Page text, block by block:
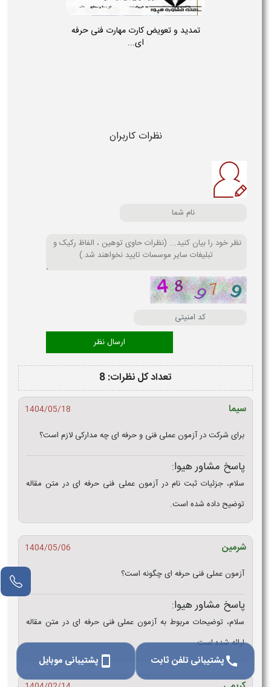
تمدید و تعویض کارت مهارت فنی حرفه
ای...
نظرات کاربران
تعداد کل نظرات: 8
سیما
1404/05/18
برای شرکت در آزمون عملی فنی و حرفه‌ ای چه مدارکی لازم است؟
پاسخ مشاور هیوا:
سلام، جزئیات ثبت نام در آزمون عملی فنی حرفه ای در متن مقاله
توضیح داده شده است.
شرمین
1404/05/06
آزمون عملی فنی حرفه ای چگونه است؟
پاسخ مشاور هیوا:
سلام، توضیحات مربوط به آزمون عملی فنی حرفه ای در متن مقاله
ارائه شده است.
callپشتیبانی تلفن ثابت smartphone پشتیبانی موبایل